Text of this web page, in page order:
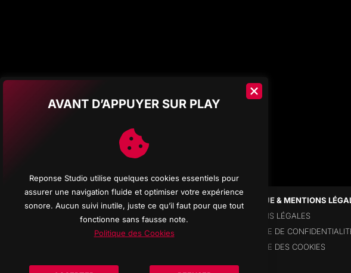
POLITIQUE & MENTIONS
MENTIONS LÉGALES
POLITIQUE DE
POLITIQUE DES COOKIES
AVANT D’APPUYER SUR PLAY
Reponse Studio utilise quelques cookies essentiels pour
assurer une navigation fluide et optimiser votre expérience
sonore. Aucun suivi inutile, juste ce qu’il faut pour que tout
fonctionne sans fausse note.
Politique des Cookies